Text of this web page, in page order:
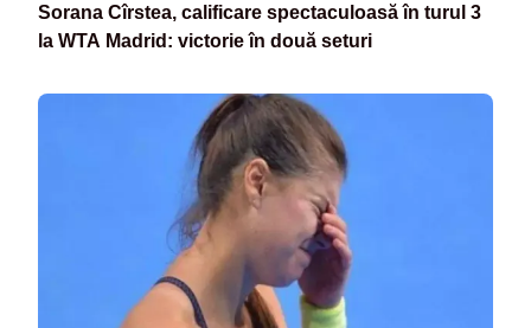
Sorana Cîrstea, calificare spectaculoasă în turul 3
la WTA Madrid: victorie în două seturi